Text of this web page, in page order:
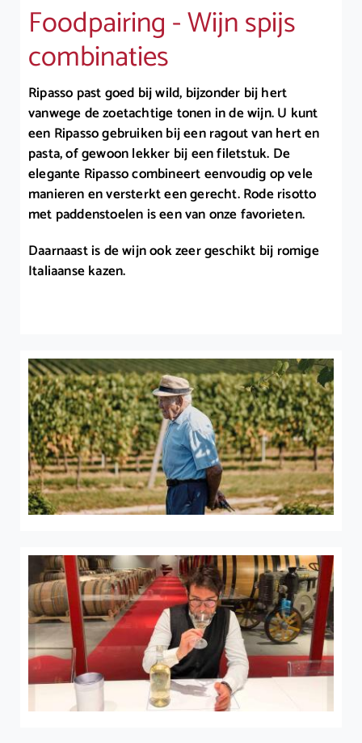
Foodpairing - Wijn spijs
combinaties
Ripasso past goed bij wild, bijzonder bij hert
vanwege de zoetachtige tonen in de wijn. U kunt
een Ripasso gebruiken bij een ragout van hert en
pasta, of gewoon lekker bij een filetstuk. De
elegante Ripasso combineert eenvoudig op vele
manieren en versterkt een gerecht. Rode risotto
met paddenstoelen is een van onze favorieten.
Daarnaast is de wijn ook zeer geschikt bij romige
Italiaanse kazen.